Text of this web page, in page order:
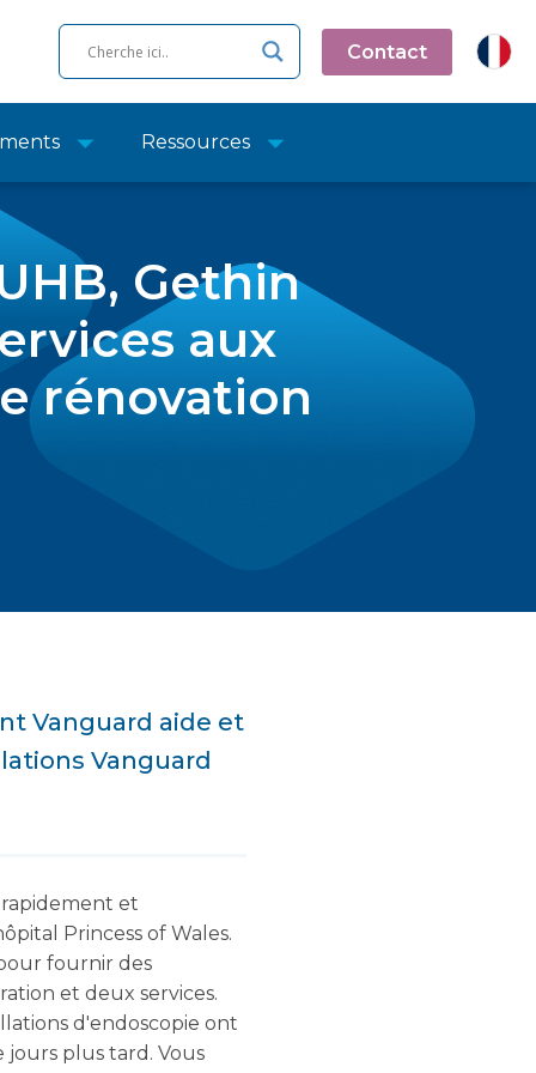
Contact
Ressources
Gethin
aux
rénovation
Vanguard aide et
Vanguard
et
Princess of Wales.
fournir des
et deux services.
d'endoscopie ont
jours plus tard. Vous